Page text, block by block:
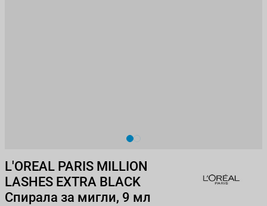
View larger image
View larger image
L'OREAL PARIS MILLION
LASHES EXTRA BLACK
Спирала за мигли, 9 мл